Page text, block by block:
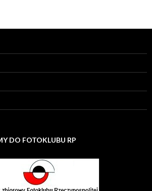
DO FOTOKLUBU RP